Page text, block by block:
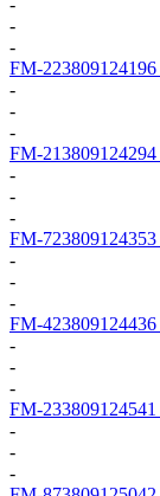
-
-
-
FM-223809124196
-
-
-
FM-213809124294
-
-
-
FM-723809124353
-
-
-
FM-423809124436
-
-
-
FM-233809124541
-
-
-